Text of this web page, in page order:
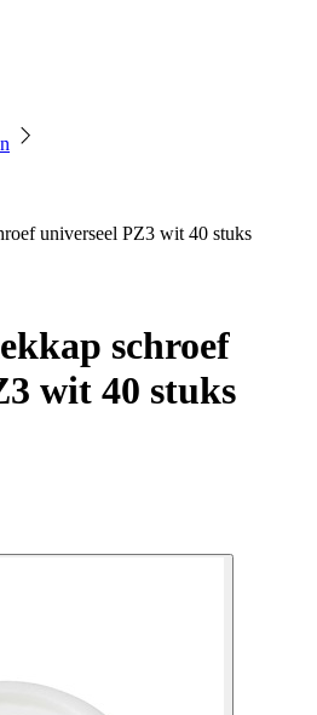
universeel PZ3 wit 40 stuks
schroef
wit 40 stuks